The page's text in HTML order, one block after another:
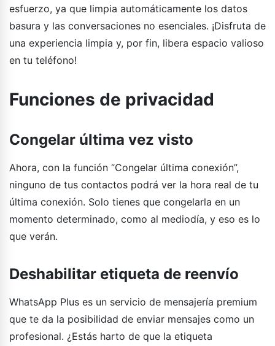
esfuerzo, ya que limpia automáticamente los datos
basura y las conversaciones no esenciales. ¡Disfruta de
una experiencia limpia y, por fin, libera espacio valioso
en tu teléfono!
Funciones de privacidad
Congelar última vez visto
Ahora, con la función “Congelar última conexión”,
ninguno de tus contactos podrá ver la hora real de tu
última conexión. Solo tienes que congelarla en un
momento determinado, como al mediodía, y eso es lo
que verán.
Deshabilitar etiqueta de reenvío
WhatsApp Plus es un servicio de mensajería premium
que te da la posibilidad de enviar mensajes como un
profesional. ¿Estás harto de que la etiqueta